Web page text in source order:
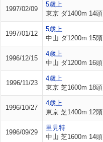
1997/02/09
5歳上
東京 ダ1400m 14頭
1997/01/12
5歳上
中山 ダ1200m 15頭
1996/12/15
4歳上
中山 ダ1200m 16頭
1996/11/23
4歳上
東京 芝1600m 18頭
1996/10/27
4歳上
東京 芝1400m 12頭
1996/09/29
里見特
中山 芝1600m 14頭